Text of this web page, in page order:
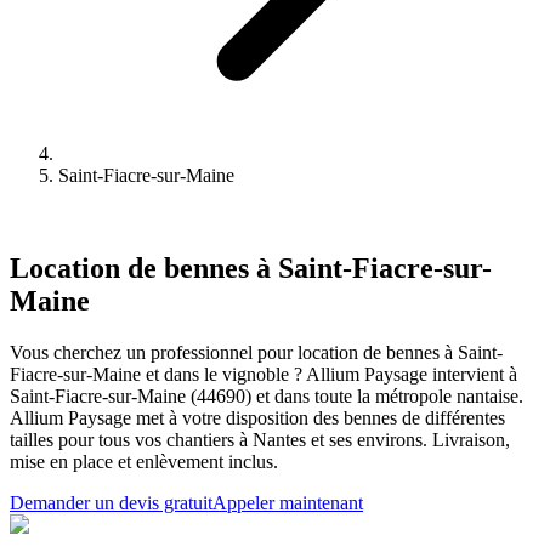
Saint-Fiacre-sur-Maine
Location de bennes à Saint-Fiacre-sur-
Maine
Vous cherchez un professionnel pour location de bennes à Saint-
Fiacre-sur-Maine et dans le vignoble ? Allium Paysage intervient à
Saint-Fiacre-sur-Maine (44690) et dans toute la métropole nantaise.
Allium Paysage met à votre disposition des bennes de différentes
tailles pour tous vos chantiers à Nantes et ses environs. Livraison,
mise en place et enlèvement inclus.
Demander un devis gratuitAppeler maintenant